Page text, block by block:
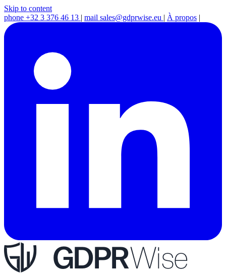
Skip to content
phone +32 3 376 46 13 | mail sales@gdprwise.eu | À propos |